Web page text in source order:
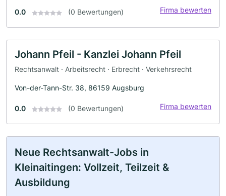
0.0 (0 Bewertungen) Firma bewerten
Johann Pfeil - Kanzlei Johann Pfeil
Rechtsanwalt · Arbeitsrecht · Erbrecht · Verkehrsrecht
Von-der-Tann-Str. 38, 86159 Augsburg
0.0 (0 Bewertungen) Firma bewerten
Neue Rechtsanwalt-Jobs in
Kleinaitingen: Vollzeit, Teilzeit &
Ausbildung